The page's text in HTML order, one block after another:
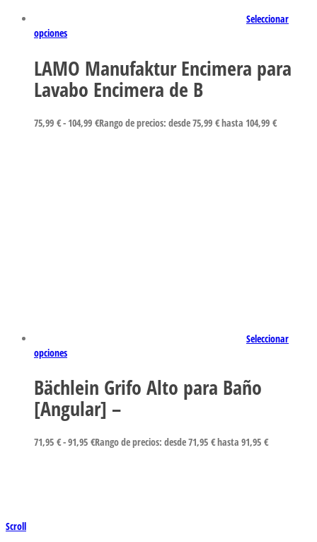
Seleccionar
opciones
LAMO Manufaktur Encimera para
Lavabo Encimera de B
75,99 €- 104,99 €Rango de precios: desde 75,99 € hasta 104,99 €
Seleccionar
opciones
Bächlein Grifo Alto para Baño
[Angular] –
71,95 €-91,95 €Rango de precios: desde 71,95 € hasta 91,95 €
Scroll